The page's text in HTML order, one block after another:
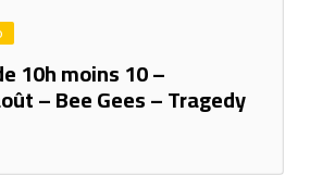
10h moins 10 –
– Bee Gees – Tragedy